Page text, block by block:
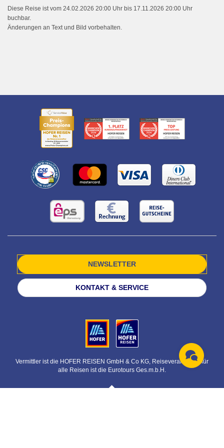
Diese Reise ist vom 24.02.2026 20:00 Uhr bis 17.11.2026 20:00 Uhr
buchbar.
Änderungen an Text und Bild vorbehalten.
NEWSLETTER
KONTAKT & SERVICE
Vermittler ist die HOFER REISEN GmbH & Co KG, Reiseveranstalter für
alle Reisen ist die Eurotours Ges.m.b.H.